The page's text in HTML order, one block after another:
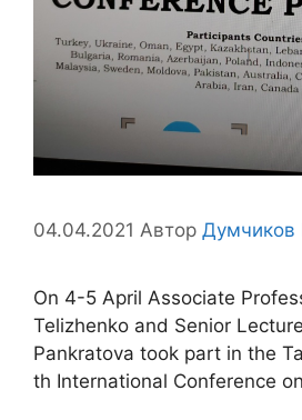
04.04.2021 Автор
On 4-5 April Associate
Telizhenko and Senior
Pankratova took part in the
th International Conference